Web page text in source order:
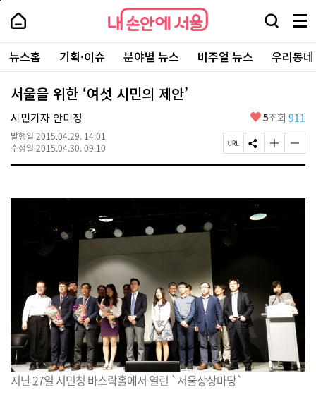
본
로
가
내
손
안
에
서
울
-
서
울
시
대
표
소
털
내
손
에
울
검
창
열
기
메
뉴
전
체
보
주
요
서
뉴스홈 기획·이슈 분야별 뉴스 비주얼 뉴스 우리동
서울을 위한 ‘여섯 시민의 제안’
시민기자 안미정
발행일 2015.04.29. 14:01
수정일 2015.04.30. 09:10
좋
요
5조회 911
페
이
R
복
S
N
유
하
기
글
자
크
글
자
작
지난 27일 시민청 바스락홀에서 열린 `서울상상마당`
페
상
단
로